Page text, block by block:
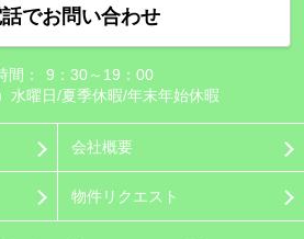
でお問い合わせ
間：
9：30～19：00
）水曜日/夏季休暇/年末年始休暇
会社概要
物件リクエスト